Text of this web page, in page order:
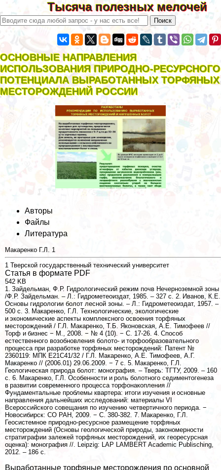
Тысяча полезных мелочей
ОСНОВНЫЕ НАПРАВЛЕНИЯ
ИСПОЛЬЗОВАНИЯ ПРИРОДНО-РЕСУРСНОГО
ПОТЕНЦИАЛА ВЫРАБОТАННЫХ ТОРФЯНЫХ
МЕСТОРОЖДЕНИЙ РОССИИ
Авторы
Файлы
Литература
Макаренко Г.Л. 1
1 Тверской государственный технический университет
Статья в формате PDF
542 KB
1. Зайдельман, Ф.Р. Гидрологический режим почв Нечерноземной зоны
/Ф.Р. Зайдельман. – Л.: Гидрометеоиздат, 1985. – 327 с. 2. Иванов, К.Е.
Основы гидрологии болот лесной зоны. – Л.: Гидрометеоиздат, 1957. –
500 с. 3. Макаренко, Г.Л. Технологические, экологические
и экономические аспекты комплексного освоения торфяных
месторождений / Г.Л. Макаренко, Т.Б. Яконовская, А.Е. Тимофеев //
Торф и бизнес − М., 2008. − № 4 (10). − С. 17-26. 4. Способ
естественного возобновления болото- и торфообразовательного
процесса при разработке торфяных месторождений: Патент №
2360119: МПК E21C41/32 / Г.Л. Макаренко, А.Е. Тимофеев, А.Г.
Макаренко // (2006.01) 29.06.2009. − 7 с. 5. Макаренко, Г.Л.
Геологическая природа болот: монография. – Тверь: ТГТУ, 2009. – 160
с. 6. Макаренко, Г.Л. Особенности и роль болотного седиментогенеза
в развитии современного процесса торфонакопления //
Фундаментальные проблемы квартера: итоги изучения и основные
направления дальнейших исследований: материалы VI
Всероссийского совещания по изучению четвертичного периода. −
Новосибирск: СО РАН, 2009. − С. 380-382. 7. Макаренко, Г.Л.
Геосистемное природно-ресурсное размещение торфяных
месторождений (Основы геологической природы, закономерности
стратиграфии залежей торфяных месторождений, их георесурсная
оценка): монография //. Leipzig: LAP LAMBERT Academic Publisching,
2012. – 186 с.
Выработанные торфяные месторождения по основной